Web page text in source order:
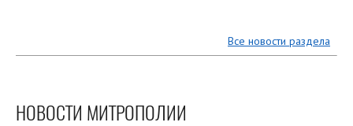
Все новости раздела
НОВОСТИ МИТРОПОЛИИ